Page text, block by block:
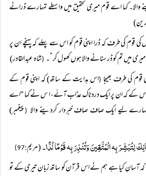
کہا اے قوم میری تحقیق میں واسطے تمہارے ڈرانے
کی قوم کی طرف کہ ڈرا اپنی قوم کو اس سے پہلے کہ پہنچے ان پر
میں تم کو ڈر سنانے والا ہوں کھول کر“۔ (شاہ عبدالقادر)
کی طرف بھیجا (اس ہدایت کے ساتھ) کہ اپنی قوم کے
اس کے کہ ان پر ایک دردناک عذاب آئے، ا س نے کہا ''اے
لیے ایک صاف صاف خبردار کردینے والا (پیغمبر)
(مریم:97)
آسان کیا ہے ہم نے اس قرآن کو ساتھ زبان تیری کے تو